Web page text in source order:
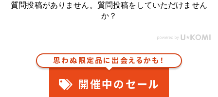
質問投稿がありません。質問投稿をしていただけません
か？
思わぬ限定品に出会えるかも！
開催中のセール